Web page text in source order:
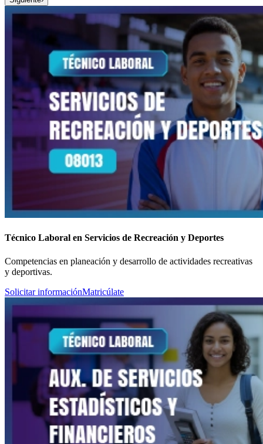
Técnico Laboral en Servicios de Recreación y Deportes
Competencias en planeación y desarrollo de actividades recreativas
y deportivas.
Solicitar informaciónMatricúlate